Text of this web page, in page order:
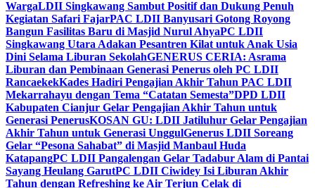
WargaLDII Singkawang Sambut Positif dan Dukung Penuh
Kegiatan Safari FajarPAC LDII Banyusari Gotong Royong
Bangun Fasilitas Baru di Masjid Nurul AhyaPC LDII
Singkawang Utara Adakan Pesantren Kilat untuk Anak Usia
Dini Selama Liburan SekolahGENERUS CERIA: Asrama
Liburan dan Pembinaan Generasi Penerus oleh PC LDII
RancaekekKades Hadiri Pengajian Akhir Tahun PAC LDII
Mekarrahayu dengan Tema “Catatan Semesta”DPD LDII
Kabupaten Cianjur Gelar Pengajian Akhir Tahun untuk
Generasi PenerusKOSAN GU: LDII Jatiluhur Gelar Pengajian
Akhir Tahun untuk Generasi UnggulGenerus LDII Soreang
Gelar “Pesona Sahabat” di Masjid Manbaul Huda
KatapangPC LDII Pangalengan Gelar Tadabur Alam di Pantai
Sayang Heulang GarutPC LDII Ciwidey Isi Liburan Akhir
Tahun dengan Refreshing ke Air Terjun Celak di